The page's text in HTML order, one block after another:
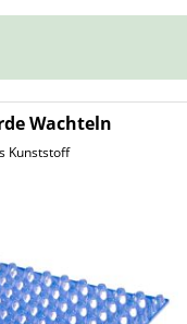
Wachteln
Kunststoff